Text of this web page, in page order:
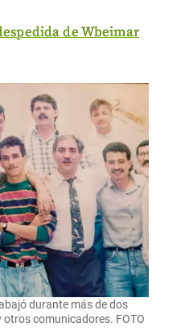
de Wbeimar
durante más de dos
comunicadores. FOTO